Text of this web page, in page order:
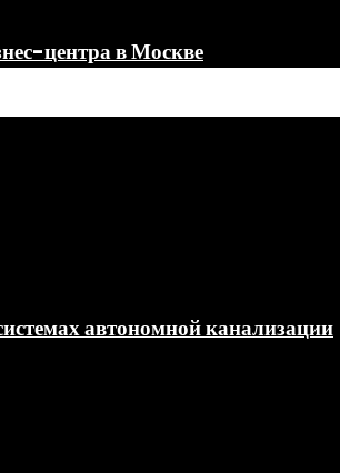
центра в Москве
автономной канализации